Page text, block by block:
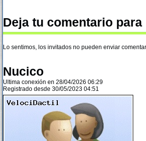
Deja tu comentario para
Lo sentimos, los invitados no pueden enviar
Nucico
Ultima conexión en 28/04/2026 06:29
Registrado desde 30/05/2023 04:51